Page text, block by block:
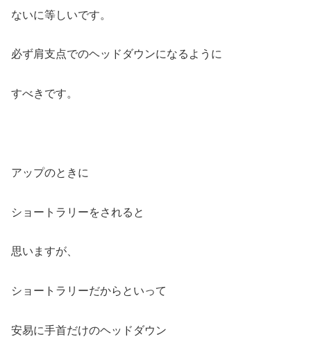
ないに等しいです。
必ず肩支点でのヘッドダウンになるように
すべきです。
アップのときに
ショートラリーをされると
思いますが、
ショートラリーだからといって
安易に手首だけのヘッドダウン